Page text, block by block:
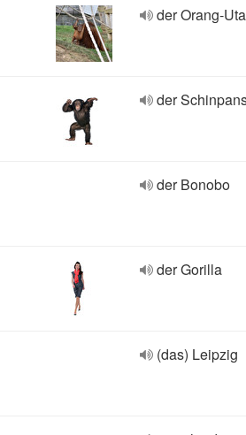
der Orang-
der
der Bonobo
der Gorilla
(das) Leipzig